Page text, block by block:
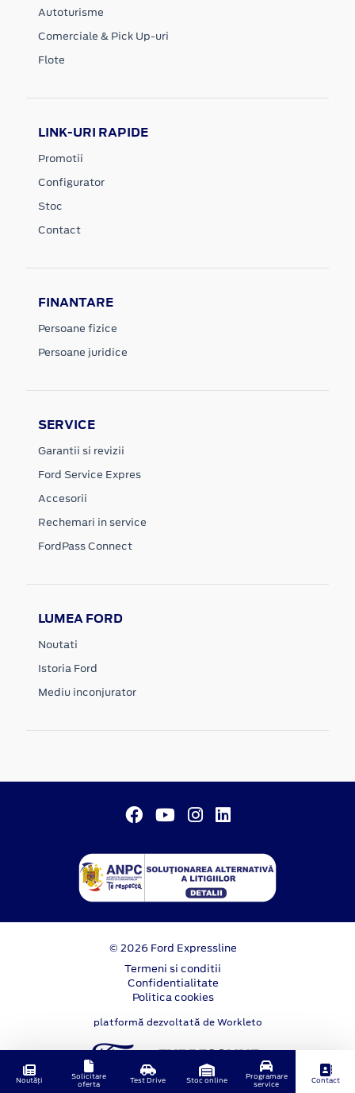
Autoturisme
Comerciale & Pick Up-uri
Flote
LINK-URI RAPIDE
Promotii
Configurator
Stoc
Contact
FINANTARE
Persoane fizice
Persoane juridice
SERVICE
Garantii si revizii
Ford Service Expres
Accesorii
Rechemari in service
FordPass Connect
LUMEA FORD
Noutati
Istoria Ford
Mediu inconjurator
© 2026 Ford Expressline
Termeni si conditii
Confidentialitate
Politica cookies
platformă dezvoltată de Workleto
Noutăți
Solicitare
oferta
Test Drive Stoc online
Programare
service
Contact